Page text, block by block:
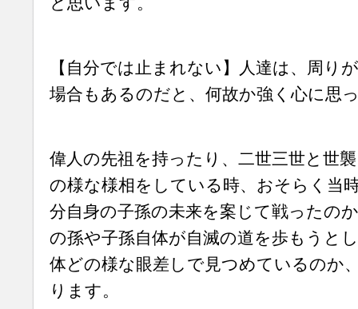
【自分では止まれない】人達は、周り
場合もあるのだと、何故か強く心に思
偉人の先祖を持ったり、二世三世と世
の様な様相をしている時、おそらく当
分自身の子孫の未来を案じて戦ったの
の孫や子孫自体が自滅の道を歩もうと
体どの様な眼差しで見つめているのか
ります。